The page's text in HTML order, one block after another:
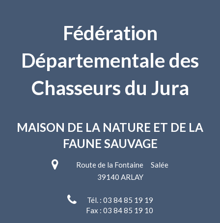
Fédération
Départementale des
Chasseurs du Jura
MAISON DE LA NATURE ET DE LA
FAUNE SAUVAGE
Route de la Fontaine Salée
39140 ARLAY
Tél. : 03 84 85 19 19
Fax : 03 84 85 19 10